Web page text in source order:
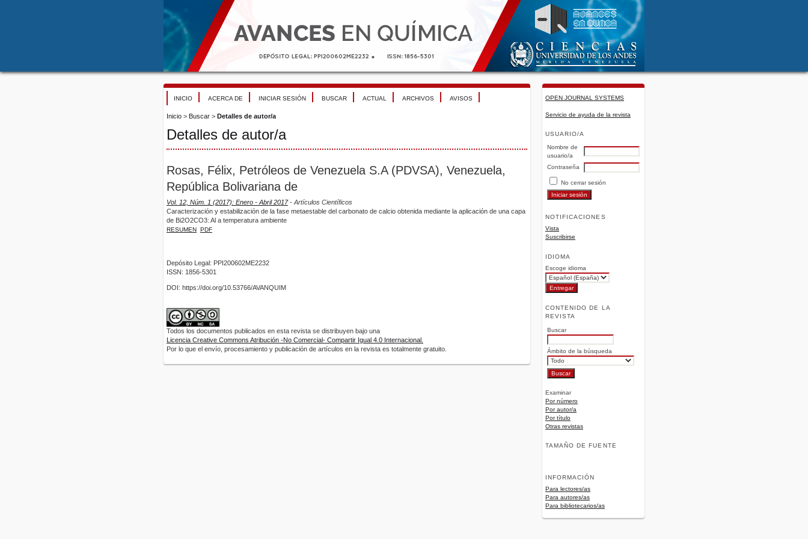
OPEN JOURNAL SYSTEMS
Servicio de ayuda de la revista
USUARIO/A
Nombre de
usuario/a
Contraseña
No cerrar sesión
NOTIFICACIONES
Vista
Suscribirse
IDIOMA
Escoge idioma
CONTENIDO DE LA
REVISTA
Buscar
Ámbito de la búsqueda
Examinar
Por número
Por autor/a
Por título
Otras revistas
TAMAÑO DE FUENTE
INFORMACIÓN
Para lectores/as
Para autores/as
Para bibliotecarios/as
INICIO ACERCA DE INICIAR SESIÓN BUSCAR ACTUAL ARCHIVOS AVISOS
Inicio > Buscar > Detalles de autor/a
Detalles de autor/a
Rosas, Félix, Petróleos de Venezuela S.A (PDVSA), Venezuela,
República Bolivariana de
Vol. 12, Núm. 1 (2017): Enero - Abril 2017- Artículos Científicos
Caracterización y estabilización de la fase metaestable del carbonato de calcio obtenida mediante la aplicación de una capa
de Bi2O2CO3: Al a temperatura ambiente
RESUMEN PDF
Depósito Legal: PPI200602ME2232
ISSN: 1856-5301
DOI: https://doi.org/10.53766/AVANQUIM
Todos los documentos publicados en esta revista se distribuyen bajo una
Licencia Creative Commons Atribución -No Comercial- Compartir Igual 4.0 Internacional.
Por lo que el envío, procesamiento y publicación de artículos en la revista es totalmente gratuito.